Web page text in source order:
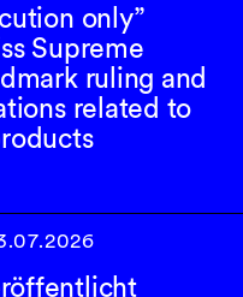
only”
Supreme
ruling and
related to